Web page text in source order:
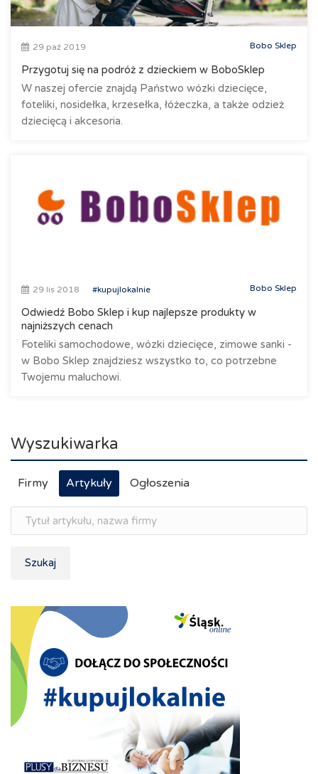
29 paź 2019 Bobo Sklep
Przygotuj się na podróż z dzieckiem w BoboSklep
W naszej ofercie znajdą Państwo wózki dziecięce,
foteliki, nosidełka, krzesełka, łóżeczka, a także odzież
dziecięcą i akcesoria.
29 lis 2018 #kupujlokalnie Bobo Sklep
Odwiedź Bobo Sklep i kup najlepsze produkty w
najniższych cenach
Foteliki samochodowe, wózki dziecięce, zimowe sanki -
w Bobo Sklep znajdziesz wszystko to, co potrzebne
Twojemu maluchowi.
Wyszukiwarka
Firmy Artykuły Ogłoszenia
Szukaj